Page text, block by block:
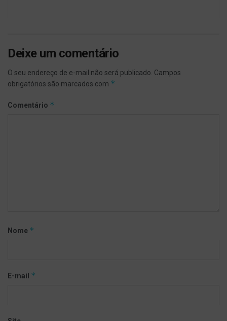
Deixe um comentário
O seu endereço de e-mail não será publicado. Campos
obrigatórios são marcados com *
Comentário *
Nome *
E-mail *